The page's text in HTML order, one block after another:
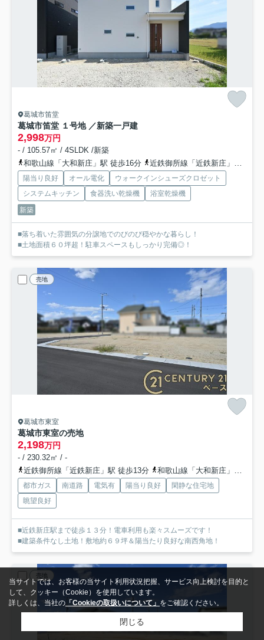
葛城市笛堂
葛城市笛堂 １号地 ／新築一戸建
2,998万円
- / 105.57㎡ / 4SLDK /新築
和歌山線「大和新庄」駅 徒歩16分
近鉄御所線「近鉄新庄」駅 徒歩22分
陽当り良好 オール電化
ウォークインシューズクロゼット
システムキッチン
食器洗い乾燥機
浴室乾燥機
新築
■落ち着いた雰囲気の分譲地でのびのび穏やかな暮らし！
■土地面積６０坪超！駐車スペースもしっかり完備◎！
売地
葛城市東室
葛城市東室の売地
2,198万円
- / 230.32㎡ / -
近鉄御所線「近鉄新庄」駅 徒歩13分
和歌山線「大和新庄」駅 徒歩16分
都市ガス 南道路 電気有 陽当り良好
閑静な住宅地
眺望良好
■近鉄新庄駅まで徒歩１３分！電車利用も楽々スムーズです！
■建築条件なし土地！敷地約６９坪＆陽当たり良好な南西角地！
売地
当サイトでは、お客様の当サイト利用状況把握、サービス向上検討を目的と
して、クッキー（Cookie）を使用しています。
詳しくは、当社の 「Cookieの取扱いについて」 をご確認ください。
閉じる